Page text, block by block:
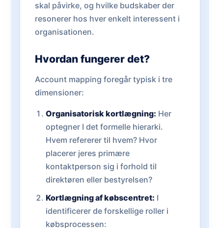
skal påvirke, og hvilke budskaber der
resonerer hos hver enkelt interessent i
organisationen.
Hvordan fungerer det?
Account mapping foregår typisk i tre
dimensioner:
Organisatorisk kortlægning: Her
optegner I det formelle hierarki.
Hvem refererer til hvem? Hvor
placerer jeres primære
kontaktperson sig i forhold til
direktøren eller bestyrelsen?
Kortlægning af købscentret: I
identificerer de forskellige roller i
købsprocessen: